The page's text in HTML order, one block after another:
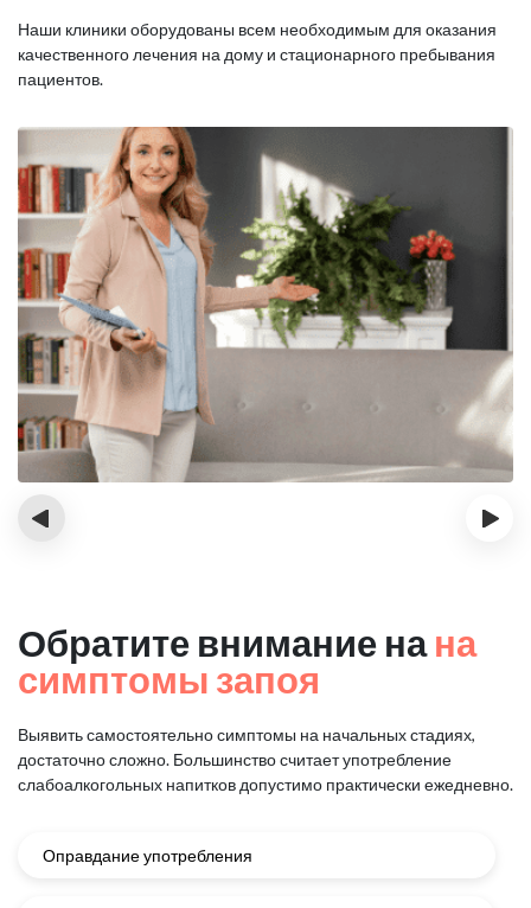
Наши клиники оборудованы всем необходимым для оказания
качественного лечения на дому и стационарного пребывания
пациентов.
‹ ›
Обратите внимание нана
симптомы запоя
Выявить самостоятельно симптомы на начальных стадиях,
достаточно сложно. Большинство считает употребление
слабоалкогольных напитков допустимо практически ежедневно.
Оправдание употребления